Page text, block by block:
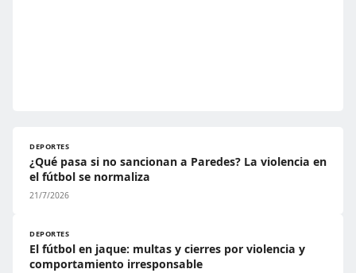
DEPORTES
¿Qué pasa si no sancionan a Paredes? La violencia en
el fútbol se normaliza
21/7/2026
DEPORTES
El fútbol en jaque: multas y cierres por violencia y
comportamiento irresponsable